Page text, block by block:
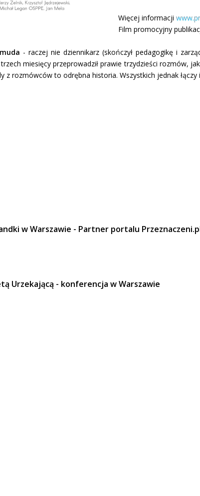
Więcej informacji
Film promocyjny
- raczej nie dziennikarz (skończył pedagogikę i
miesięcy przeprowadził prawie trzydzieści rozmów,
z rozmówców to odrębna historia. Wszystkich jednak
w Warszawie - Partner portalu
Urzekającą - konferencja w Warszawie